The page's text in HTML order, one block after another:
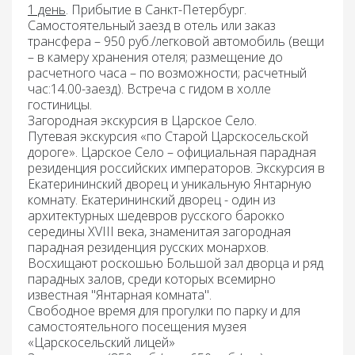
1 день. Прибытие в Санкт-Петербург.
Самостоятельный заезд в отель или заказ
трансфера – 950 руб./легковой автомобиль (вещи
– в камеру хранения отеля; размещение до
расчетного часа – по возможности; расчетный
час:14.00-заезд). Встреча с гидом в холле
гостиницы.
Загородная экскурсия в Царское Село.
Путевая экскурсия «по Старой Царскосельской
дороге». Царское Село – официальная парадная
резиденция российских императоров. Экскурсия в
Екатерининский дворец и уникальную Янтарную
комнату. Екатерининский дворец - один из
архитектурных шедевров русского барокко
середины XVIII века, знаменитая загородная
парадная резиденция русских монархов.
Восхищают роскошью Большой зал дворца и ряд
парадных залов, среди которых всемирно
известная "Янтарная комната".
Свободное время для прогулки по парку и для
самостоятельного посещения музея
«Царскосельский лицей»